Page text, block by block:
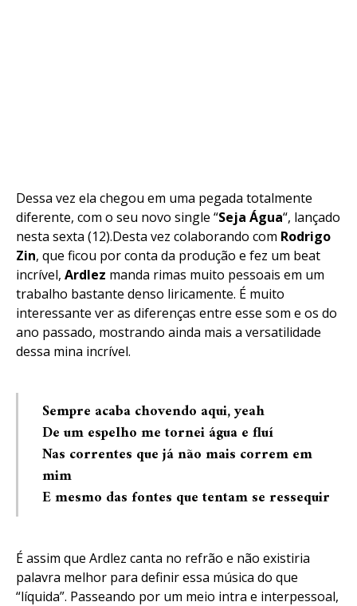
Dessa vez ela chegou em uma pegada totalmente
diferente, com o seu novo single “Seja Água“, lançado
nesta sexta (12).Desta vez colaborando com Rodrigo
Zin, que ficou por conta da produção e fez um beat
incrível, Ardlez manda rimas muito pessoais em um
trabalho bastante denso liricamente. É muito
interessante ver as diferenças entre esse som e os do
ano passado, mostrando ainda mais a versatilidade
dessa mina incrível.
Sempre acaba chovendo aqui, yeah
De um espelho me tornei água e fluí
Nas correntes que já não mais correm em
mim
E mesmo das fontes que tentam se ressequir
É assim que Ardlez canta no refrão e não existiria
palavra melhor para definir essa música do que
“líquida”. Passeando por um meio intra e interpessoal,